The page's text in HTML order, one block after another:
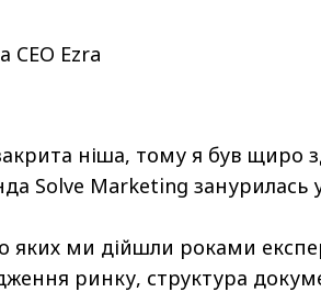
CEO Ezra
ніша, тому я був щиро
Solve Marketing занурилась
яких ми дійшли роками
ринку, структура